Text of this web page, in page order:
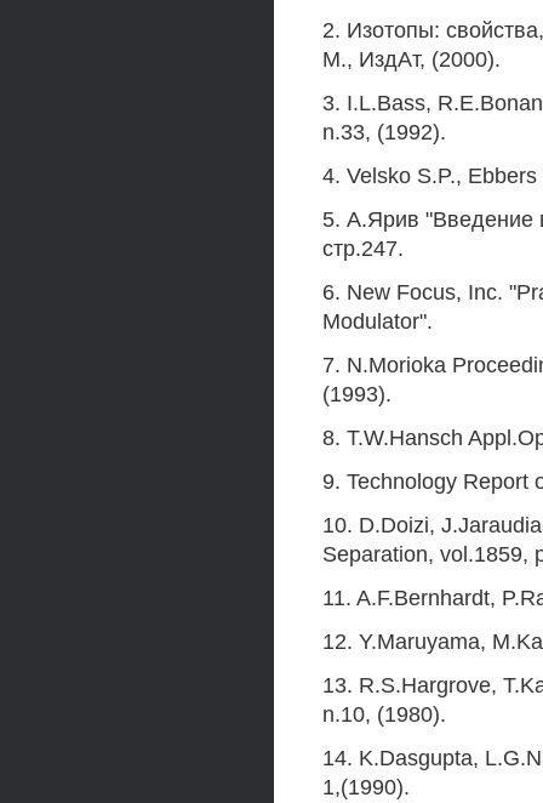
2. Изотопы:
М., ИздАт, (2000).
3. I.L.Bass,
n.33, (1992).
4. Velsko S.P.,
5. А.Ярив "Введение
стр.247.
6. New Focus, Inc.
Modulator".
7. N.Morioka
(1993).
8. T.W.Hansch
9. Technology Report
10. D.Doizi,
Separation, vol.1859,
11. A.F.Bernhardt,
12. Y.Maruyama,
13. R.S.Hargrove,
n.10, (1980).
14. K.Dasgupta,
1,(1990).